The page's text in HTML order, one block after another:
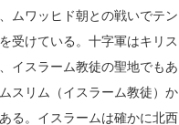
ムワッヒド朝との戦いでテ
受けている。十字軍はキリ
イスラーム教徒の聖地でも
スリム（イスラーム教徒）
る。イスラームは確かに北